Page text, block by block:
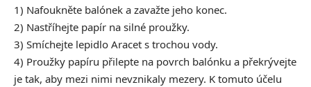
1) Nafoukněte balónek a zavažte jeho konec.
2) Nastříhejte papír na silné proužky.
3) Smíchejte lepidlo Aracet s trochou vody.
4) Proužky papíru přilepte na povrch balónku a překrývejte
je tak, aby mezi nimi nevznikaly mezery. K tomuto účelu